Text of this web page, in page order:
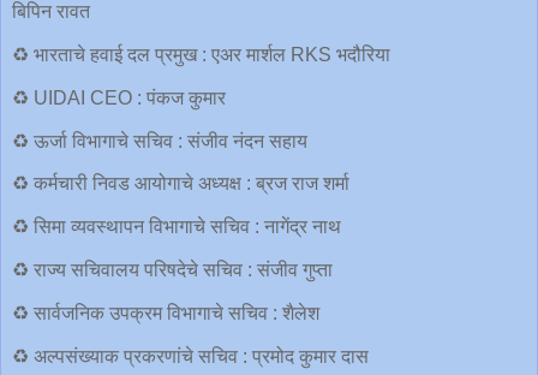
बिपिन रावत
♻️ भारताचे हवाई दल प्रमुख : एअर मार्शल RKS भदौरिया
♻️ UIDAI CEO : पंकज कुमार
♻️ ऊर्जा विभागाचे सचिव : संजीव नंदन सहाय
♻️ कर्मचारी निवड आयोगाचे अध्यक्ष : ब्रज राज शर्मा
♻️ सिमा व्यवस्थापन विभागाचे सचिव : नागेंद्र नाथ
♻️ राज्य सचिवालय परिषदेचे सचिव : संजीव गुप्ता
♻️ सार्वजनिक उपक्रम विभागाचे सचिव : शैलेश
♻️ अल्पसंख्याक प्रकरणांचे सचिव : प्रमोद कुमार दास